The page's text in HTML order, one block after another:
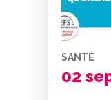
SANTÉ
02